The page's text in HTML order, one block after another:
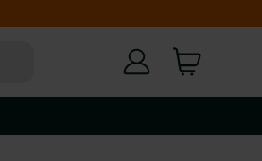
Autentificare
Cart